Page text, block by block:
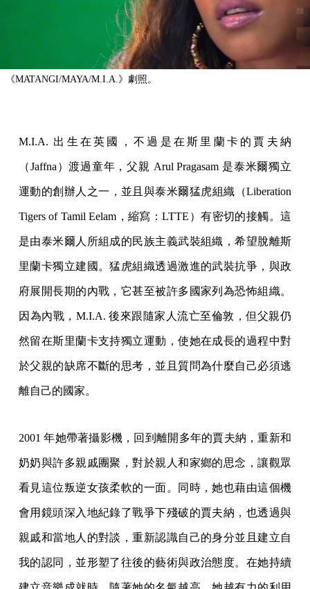
《MATANGI/MAYA/M.I.A.》劇照。
M.I.A. 出生在英國，不過是在斯里蘭卡的賈夫納
（Jaffna）渡過童年，父親 Arul Pragasam 是泰米爾獨立
運動的創辦人之一，並且與泰米爾猛虎組織（Liberation
Tigers of Tamil Eelam，縮寫：LTTE）有密切的接觸。這
是由泰米爾人所組成的民族主義武裝組織，希望脫離斯
里蘭卡獨立建國。猛虎組織透過激進的武裝抗爭，與政
府展開長期的內戰，它甚至被許多國家列為恐怖組織。
因為內戰，M.I.A. 後來跟隨家人流亡至倫敦，但父親仍
然留在斯里蘭卡支持獨立運動，使她在成長的過程中對
於父親的缺席不斷的思考，並且質問為什麼自己必須逃
離自己的國家。
2001 年她帶著攝影機，回到離開多年的賈夫納，重新和
奶奶與許多親戚團聚，對於親人和家鄉的思念，讓觀眾
看見這位叛逆女孩柔軟的一面。同時，她也藉由這個機
會用鏡頭深入地紀錄了戰爭下殘破的賈夫納，也透過與
親戚和當地人的對談，重新認識自己的身分並且建立自
我的認同，並形塑了往後的藝術與政治態度。在她持續